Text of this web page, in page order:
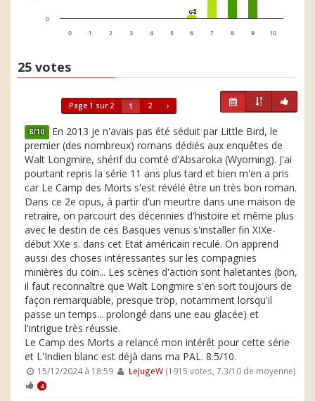
1
1
0 1 2 3 4 5 6 7 8 9 10
0
25 votes
Page 1 sur 2 1 2 ›
8/10 En 2013 je n'avais pas été séduit par Little Bird, le
premier (des nombreux) romans dédiés aux enquêtes de
Walt Longmire, shérif du comté d'Absaroka (Wyoming). J'ai
pourtant repris la série 11 ans plus tard et bien m'en a pris
car Le Camp des Morts s'est révélé être un très bon roman.
Dans ce 2e opus, à partir d'un meurtre dans une maison de
retraire, on parcourt des décennies d'histoire et même plus
avec le destin de ces Basques venus s'installer fin XIXe-
début XXe s. dans cet Etat américain reculé. On apprend
aussi des choses intéressantes sur les compagnies
minières du coin... Les scènes d'action sont haletantes (bon,
il faut reconnaître que Walt Longmire s'en sort toujours de
façon remarquable, presque trop, notamment lorsqu'il
passe un temps... prolongé dans une eau glacée) et
l'intrigue très réussie.
Le Camp des Morts a relancé mon intérêt pour cette série
et L'Indien blanc est déjà dans ma PAL. 8.5/10.
15/12/2024 à 18:59 LeJugeW(1915 votes, 7.3/10 de moyenne)
4